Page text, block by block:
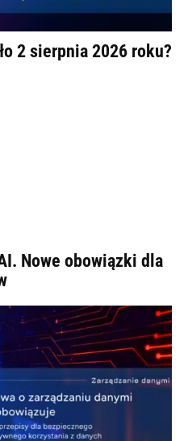
2 sierpnia 2026 roku?
Nowe obowiązki dla